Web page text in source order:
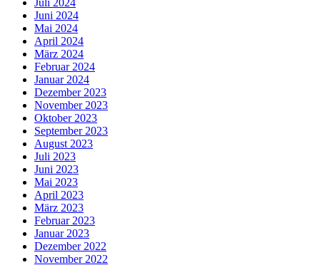
Juli 2024
Juni 2024
Mai 2024
April 2024
März 2024
Februar 2024
Januar 2024
Dezember 2023
November 2023
Oktober 2023
September 2023
August 2023
Juli 2023
Juni 2023
Mai 2023
April 2023
März 2023
Februar 2023
Januar 2023
Dezember 2022
November 2022